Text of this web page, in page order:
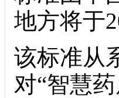
地方将于
该标准从
对“智慧